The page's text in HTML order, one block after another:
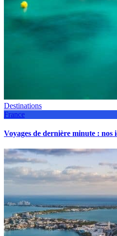
Destinations
France
Voyages de dernière minute :